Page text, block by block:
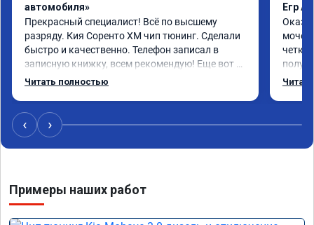
автомобиля»
Прекрасный специалист! Всё по высшему
разряду. Кия Соренто XM чип тюнинг. Сделали
быстро и качественно. Телефон записал в
записную книжку, всем рекомендую! Еще вот
поеду в ближайшее дни брата Мазду 6 2016 год
Читать полностью
Егр
четко.
‹ ›
Примеры наших работ